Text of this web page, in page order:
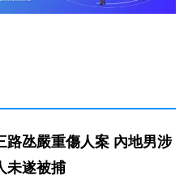
路氹嚴重傷人案 內地男涉
未遂被捕